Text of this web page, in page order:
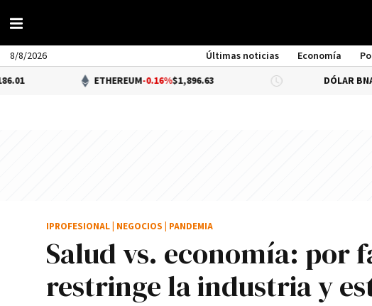
8/8/2026 Últimas noticias Economía
ETHEREUM-0.16%$1,896.63 DÓLAR BNA $1,520.00
Salud vs. economía: por
restringe la industria y
IPROFESIONAL NEGOCIOS PANDEMIA